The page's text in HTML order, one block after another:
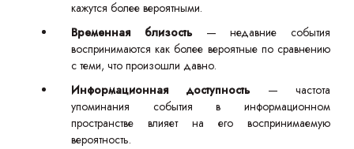
кажутся более вероятными.
Временная близость— недавние события
воспринимаются как более вероятные по сравнению
с теми, что произошли давно.
Информационная доступность — частота
упоминания события в информационном
пространстве влияет на его воспринимаемую
вероятность.